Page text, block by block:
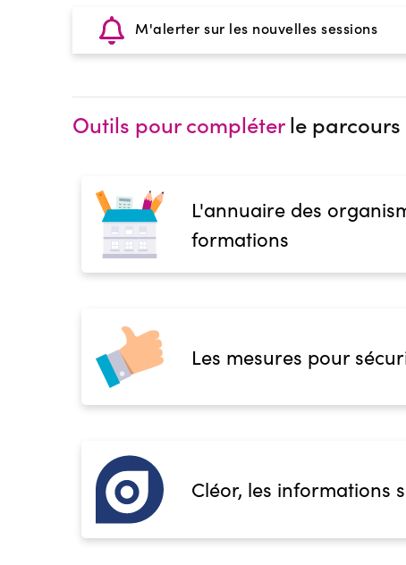
M'alerter sur les nouvelles sessions
Outils pour compléterle parcours
L'annuaire des
formations
Les mesures pour
Cléor, les informations